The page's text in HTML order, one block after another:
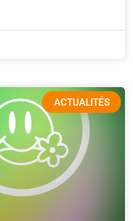
ACTUALITÉS